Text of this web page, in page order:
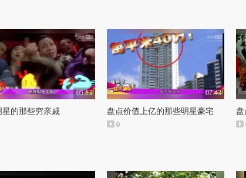
05:13
星的那些穷亲戚
07:43
盘点价值上亿的那些明星豪宅
0
盘